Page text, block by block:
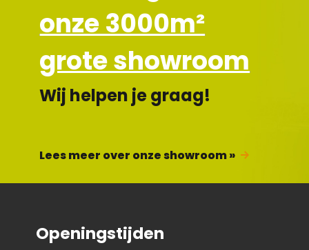
onze 3000m²
grote showroom
Wij helpen je graag!
Lees meer over onze showroom »
Openingstijden